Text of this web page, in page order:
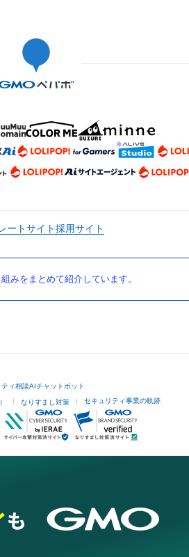
ートサイト採用サイト
みをまとめて紹介しています。
ィ相談AIチャットボット
なりすまし対策 セキュリティ事業の軌跡